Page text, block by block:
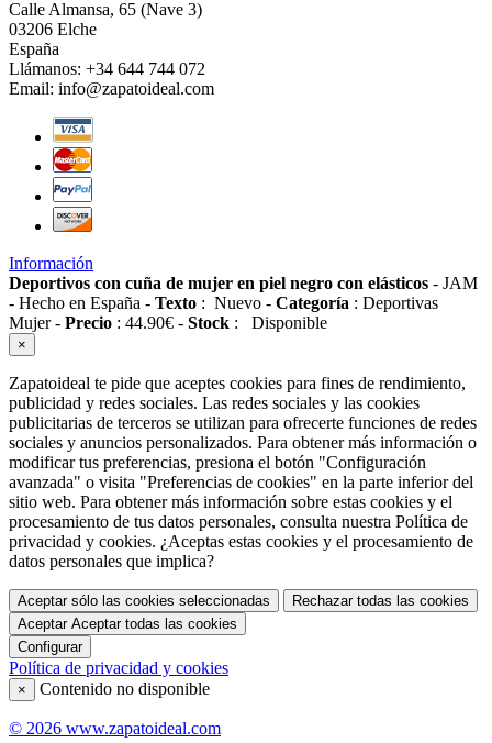
Calle Almansa, 65 (Nave 3)
03206 Elche
España
Llámanos: +34 644 744 072
Email: info@zapatoideal.com
Información
Deportivos con cuña de mujer en piel negro con elásticos - JAM
- Hecho en España - Texto : Nuevo - Categoría : Deportivas
Mujer- Precio : 44.90€ - Stock : Disponible
×
Zapatoideal te pide que aceptes cookies para fines de rendimiento,
publicidad y redes sociales. Las redes sociales y las cookies
publicitarias de terceros se utilizan para ofrecerte funciones de redes
sociales y anuncios personalizados. Para obtener más información o
modificar tus preferencias, presiona el botón "Configuración
avanzada" o visita "Preferencias de cookies" en la parte inferior del
sitio web. Para obtener más información sobre estas cookies y el
procesamiento de tus datos personales, consulta nuestra Política de
privacidad y cookies. ¿Aceptas estas cookies y el procesamiento de
datos personales que implica?
Aceptar sólo las cookies seleccionadas
Rechazar todas las cookies
Aceptar Aceptar todas las cookies
Configurar
Política de privacidad y cookies
× Contenido no disponible
© 2026 www.zapatoideal.com